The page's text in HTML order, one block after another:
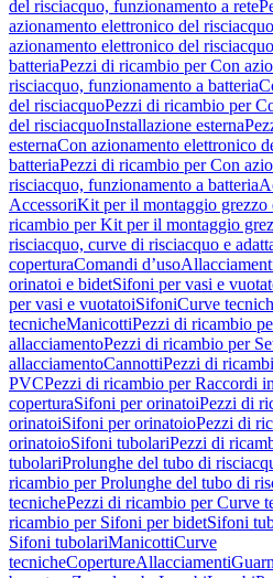
del risciacquo, funzionamento a rete
azionamento elettronico del
azionamento elettronico del
batteriaPezzi di ricambio per Con
risciacquo, funzionamento a batteria
del risciacquoPezzi di ricambio per
del risciacquoInstallazione esterna
esternaCon azionamento elettronico
batteriaPezzi di ricambio per Con
risciacquo, funzionamento a batteria
AccessoriKit per il montaggio grezzo
ricambio per Kit per il montaggio
risciacquo, curve di risciacquo e
coperturaComandi d’uso
orinatoi e bidetSifoni per vasi e
per vasi e vuotatoiSifoniCurve
tecnicheManicottiPezzi di ricambio
allacciamentoPezzi di ricambio per
allacciamentoCannottiPezzi di
PVCPezzi di ricambio per Raccordi
coperturaSifoni per orinatoiPezzi di
orinatoiSifoni per orinatoioPezzi di
orinatoioSifoni tubolariPezzi di
tubolariProlunghe del tubo di
ricambio per Prolunghe del tubo di
tecnichePezzi di ricambio per Curve
ricambio per Sifoni per bidetSifoni
Sifoni tubolariManicottiCurve
tecnicheCopertureAllacciamenti